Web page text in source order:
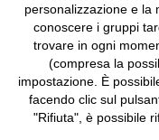
Biella n.
IT09060P00000858,
Sociale: euro 1.000.000
e coordinamento di
personalizzazione e la
conoscere i gruppi
trovare in ogni
(compresa la
impostazione. È
facendo clic sul
"Rifiuta", è possibile